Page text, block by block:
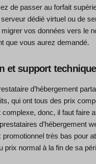
de passer au forfait
serveur dédié virtuel ou de
vos données vers le
que vous aurez demandé.
et support technique
d’hébergement
qui ont tous des prix
complexe, donc, il faut faire
d’hébergement
promotionnel très bas pour
prix normal à la fin de sa